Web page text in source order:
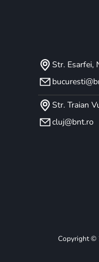
400+
la LPR,
Str. Esarfei,
Str. Traian
cluj@bnt.ro
Copyright ©